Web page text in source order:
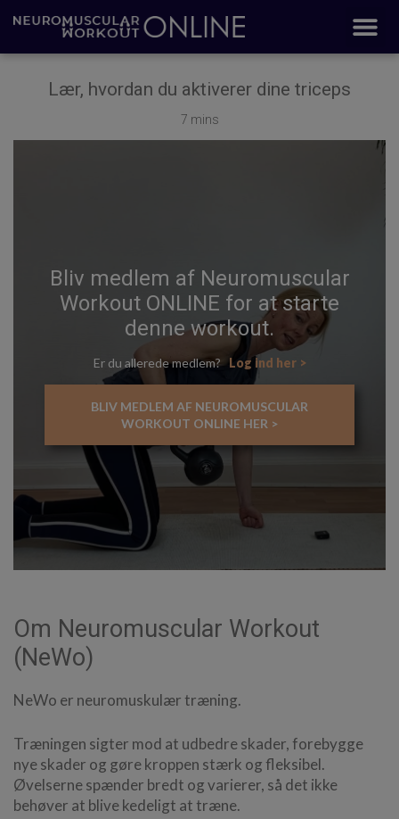
Lær, hvordan du aktiverer dine triceps
7 mins
Bliv medlem af Neuromuscular
Workout ONLINE for at starte
denne workout.
Er du allerede medlem?Log ind her >
BLIV MEDLEM AF NEUROMUSCULAR
WORKOUT ONLINE HER >
Om Neuromuscular Workout
(NeWo)
NeWo er neuromuskulær træning.
Træningen sigter mod at udbedre skader, forebygge
nye skader og gøre kroppen stærk og fleksibel.
Øvelserne spænder bredt og varierer, så det ikke
behøver at blive kedeligt at træne.